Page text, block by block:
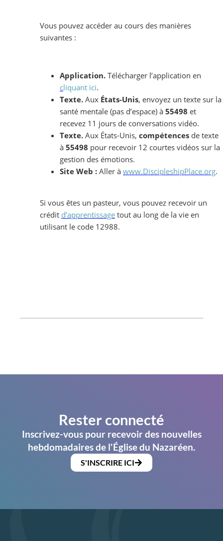
Vous pouvez accéder au cours des manières
suivantes :
Application. Télécharger l’application en
cliquant ici.
Texte. Aux États-Unis, envoyez un texte sur la
santé mentale (pas d’espace) à 55498 et
recevez 11 jours de conversations vidéo.
Texte. Aux États-Unis, compétences de texte
à 55498 pour recevoir 12 courtes vidéos sur la
gestion des émotions.
Site Web : Aller à www.DiscipleshipPlace.org.
Si vous êtes un pasteur, vous pouvez recevoir un
crédit d’apprentissage tout au long de la vie en
utilisant le code 12988.
Rester connecté
Inscrivez-vous pour recevoir des nouvelles
hebdomadaires de l'Église du Nazaréen.
S'INSCRIRE ICI